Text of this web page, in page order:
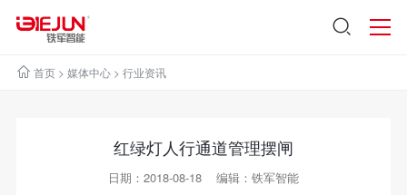
首页> 媒体中心> 行业资讯
红绿灯人行通道管理摆闸
日期：2018-08-18 编辑：铁军智能